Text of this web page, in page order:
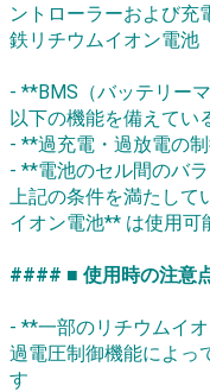
ントローラーおよび充
鉄リチウムイオン電池
- **BMS（バッテリー
以下の機能を備えてい
- **過充電・過放電の
- **電池のセル間のバ
上記の条件を満たして
イオン電池** は使用可
#### ■ 使用時の注意
- **一部のリチウムイ
過電圧制御機能によっ
す